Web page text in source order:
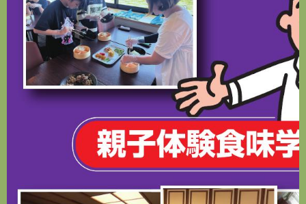
PRIVACY POLICY
プライバシーポリシー